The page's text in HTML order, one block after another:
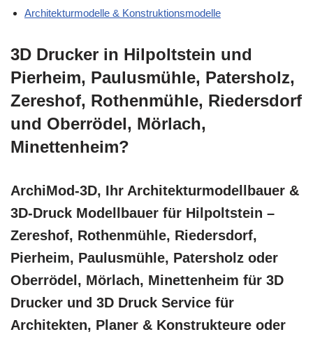
Architekturmodelle & Konstruktionsmodelle
3D Drucker in Hilpoltstein und
Pierheim, Paulusmühle, Patersholz,
Zereshof, Rothenmühle, Riedersdorf
und Oberrödel, Mörlach,
Minettenheim?
ArchiMod-3D, Ihr Architekturmodellbauer &
3D-Druck Modellbauer für Hilpoltstein –
Zereshof, Rothenmühle, Riedersdorf,
Pierheim, Paulusmühle, Patersholz oder
Oberrödel, Mörlach, Minettenheim für 3D
Drucker und 3D Druck Service für
Architekten, Planer & Konstrukteure oder